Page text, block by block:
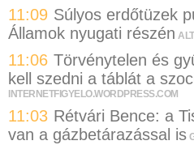
11:09 Súlyos erdőtüzek
Államok nyugati részén
11:06 Törvénytelen és
kell szedni a táblát a
INTERNETFIGYELO.WORDPRESS.COM
11:03 Rétvári Bence: a
van a gázbetárazással is